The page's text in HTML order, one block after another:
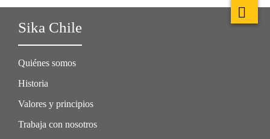
Sika Chile
Quiénes somos
Historia
Valores y principios
Trabaja con nosotros